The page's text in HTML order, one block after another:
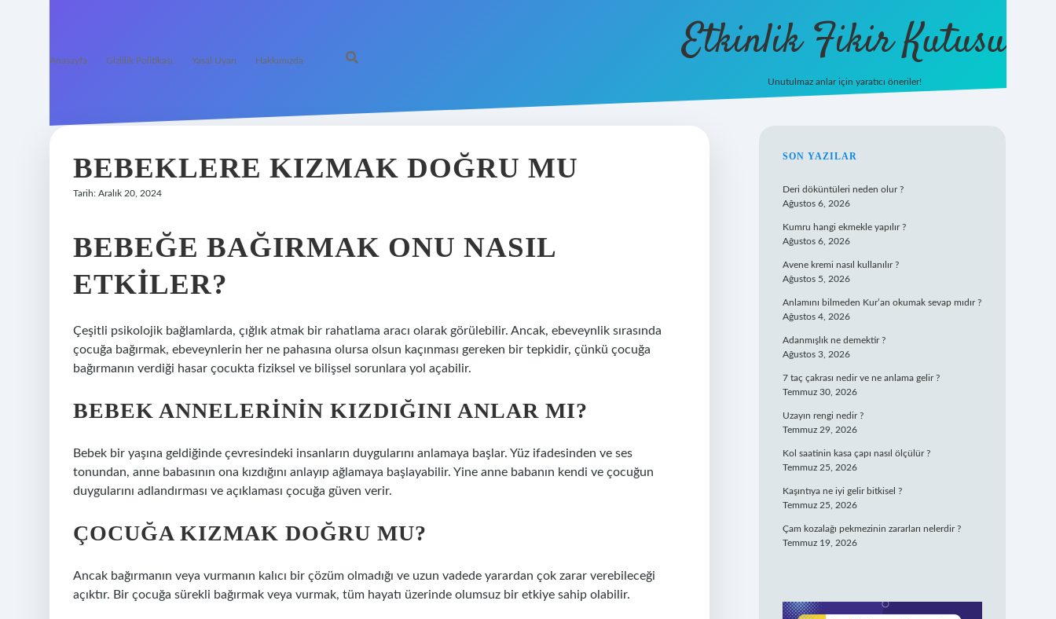
Anasayfa Gizlilik Politikası Yasal Uyarı Hakkımızda Etkinlik Fikir Kutusu
Unutulmaz anlar için yaratıcı öneriler!
BEBEKLERE KIZMAK DOĞRU MU
Tarih: Aralık 20, 2024
BEBEĞE BAĞIRMAK ONU NASIL
ETKILER?
Çeşitli psikolojik bağlamlarda, çığlık atmak bir rahatlama aracı olarak görülebilir. Ancak, ebeveynlik sırasında
çocuğa bağırmak, ebeveynlerin her ne pahasına olursa olsun kaçınması gereken bir tepkidir, çünkü çocuğa
bağırmanın verdiği hasar çocukta fiziksel ve bilişsel sorunlara yol açabilir.
BEBEK ANNELERININ KIZDIĞINI ANLAR MI?
Bebek bir yaşına geldiğinde çevresindeki insanların duygularını anlamaya başlar. Yüz ifadesinden ve ses
tonundan, anne babasının ona kızdığını anlayıp ağlamaya başlayabilir. Yine anne babanın kendi ve çocuğun
duygularını adlandırması ve açıklaması çocuğa güven verir.
ÇOCUĞA KIZMAK DOĞRU MU?
Ancak bağırmanın veya vurmanın kalıcı bir çözüm olmadığı ve uzun vadede yarardan çok zarar verebileceği
açıktır. Bir çocuğa sürekli bağırmak veya vurmak, tüm hayatı üzerinde olumsuz bir etkiye sahip olabilir.
SIDEBAR
SON YAZILAR
Deri döküntüleri neden olur ?
Ağustos 6, 2026
Kumru hangi ekmekle yapılır ?
Ağustos 6, 2026
Avene kremi nasıl kullanılır ?
Ağustos 5, 2026
Anlamını bilmeden Kur’an okumak sevap mıdır ?
Ağustos 4, 2026
Adanmışlık ne demektir ?
Ağustos 3, 2026
7 taç çakrası nedir ve ne anlama gelir ?
Temmuz 30, 2026
Uzayın rengi nedir ?
Temmuz 29, 2026
Kol saatinin kasa çapı nasıl ölçülür ?
Temmuz 25, 2026
Kaşıntıya ne iyi gelir bitkisel ?
Temmuz 25, 2026
Çam kozalağı pekmezinin zararları nelerdir ?
Temmuz 19, 2026